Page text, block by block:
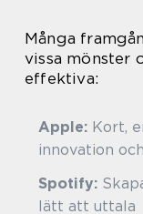
Många
vissa mönster
effektiva:
Apple: Kort,
innovation
Spotify:
lätt att uttala